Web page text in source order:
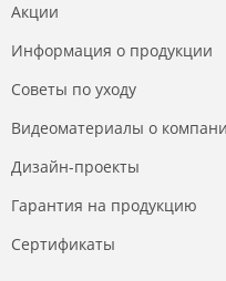
Акции
Информация о продукции
Советы по уходу
Видеоматериалы о
Дизайн-проекты
Гарантия на продукцию
Сертификаты